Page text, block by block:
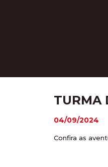
TURMA
04/09/2024
Confira as